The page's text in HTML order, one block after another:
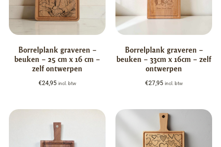
Borrelplank graveren –
beuken – 25 cm x 16 cm –
zelf ontwerpen
€24,95 incl. btw
Borrelplank graveren –
beuken – 33cm x 16cm – zelf
ontwerpen
€27,95 incl. btw